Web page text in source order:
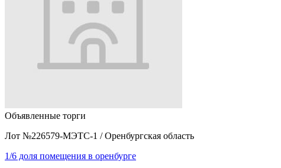
Объявленные торги
Лот №226579-МЭТС-1 / Оренбургская область
1/6 доля помещения в оренбурге